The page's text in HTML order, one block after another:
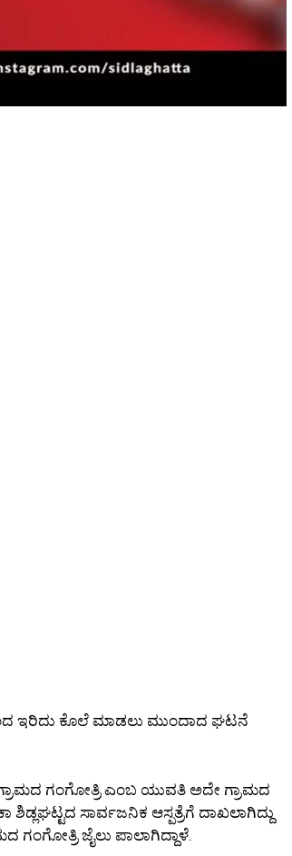
ಇರಿದು ಕೊಲೆ ಮಾಡಲು ಮುಂದಾದ ಘಟನೆ
ಗ್ರಾಮದ ಗಂಗೋತ್ರಿ ಎಂಬ ಯುವತಿ ಅದೇ ಗ್ರಾಮದ
ಸಾರ್ವಜನಿಕ ಆಸ್ಪತ್ರೆಗೆ ದಾಖಲಾಗಿದ್ದು
ಗಂಗೋತ್ರಿ ಜೈಲು ಪಾಲಾಗಿದ್ದಾಳೆ.